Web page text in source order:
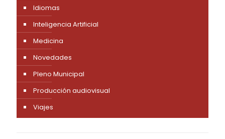
Idiomas
Inteligencia Artificial
Medicina
Novedades
Pleno Municipal
Producción audiovisual
Viajes